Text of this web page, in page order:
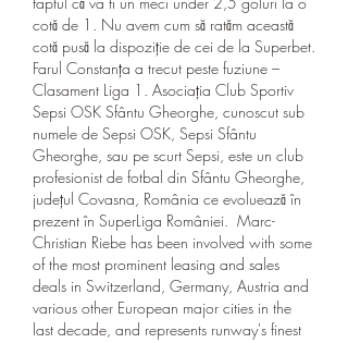
cotă de 1. Nu avem cum să ratăm această
cotă pusă la dispoziție de cei de la Superbet.
Farul Constanța a trecut peste fuziune –
Clasament Liga 1. Asociația Club Sportiv
Sepsi OSK Sfântu Gheorghe, cunoscut sub
numele de Sepsi OSK, Sepsi Sfântu
Gheorghe, sau pe scurt Sepsi, este un club
profesionist de fotbal din Sfântu Gheorghe,
județul Covasna, România ce evoluează în
prezent în SuperLiga României.  Marc-
Christian Riebe has been involved with some
of the most prominent leasing and sales
deals in Switzerland, Germany, Austria and
various other European major cities in the
last decade, and represents runway's finest